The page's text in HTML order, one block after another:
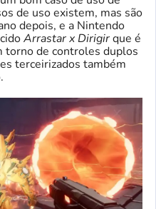
de uso existem, mas são
depois, e a Nintendo
Arrastar x Dirigirque é
de controles duplos
terceirizados também